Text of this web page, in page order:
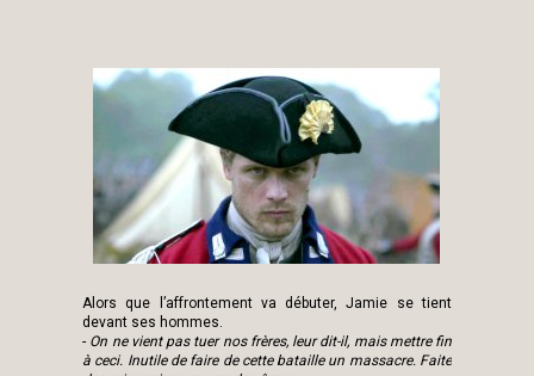
Alors que l’affrontement va débuter, Jamie se tient
devant ses hommes.
- On ne vient pas tuer nos frères, leur dit-il, mais mettre fin
à ceci. Inutile de faire de cette bataille un massacre. Faite